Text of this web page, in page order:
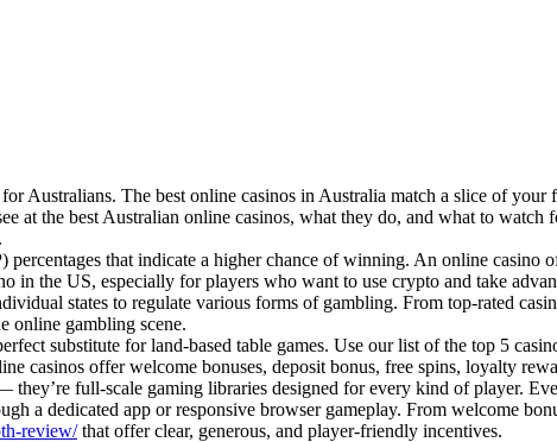
Australians. The best online casinos in Australia match a slice of your
at the best Australian online casinos, what they do, and what to watch
that indicate a higher chance of winning. An online casino
the US, especially for players who want to use crypto and take
states to regulate various forms of gambling. From top-rated
online gambling scene.
substitute for land-based table games. Use our list of the top 5
casinos offer welcome bonuses, deposit bonus, free spins, loyalty
full-scale gaming libraries designed for every kind of player.
dedicated app or responsive browser gameplay. From welcome
review/that offer clear, generous, and player-friendly incentives.